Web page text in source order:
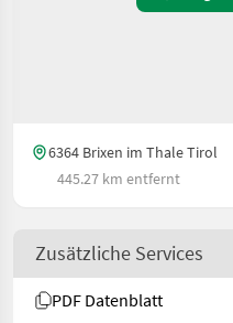
6364 Brixen im Thale Tirol
445.27 km entfernt
Zusätzliche Services
PDF Datenblatt